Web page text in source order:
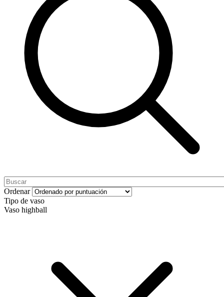
Ordenar
Tipo de vaso
Vaso highball